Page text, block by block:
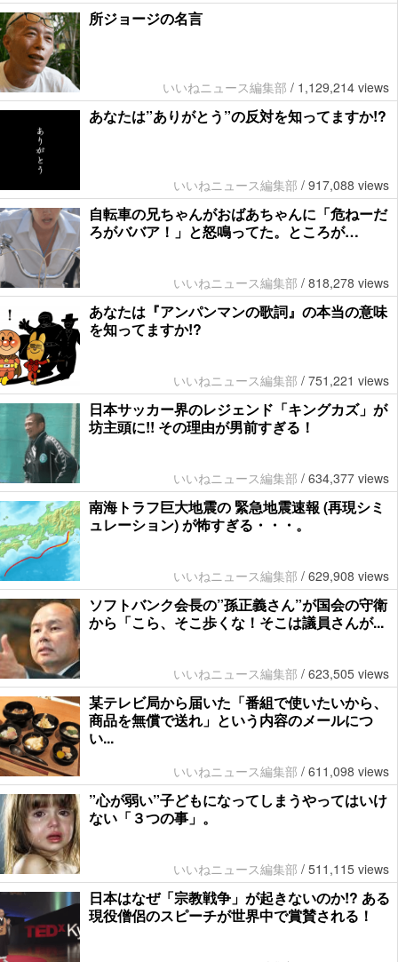
所ジョージの名言
いいねニュース編集部 / 1,129,214 views
あなたは”ありがとう”の反対を知ってますか!?
いいねニュース編集部 / 917,088 views
自転車の兄ちゃんがおばあちゃんに「危ねーだ
ろがババア！」と怒鳴ってた。ところが…
いいねニュース編集部 / 818,278 views
あなたは『アンパンマンの歌詞』の本当の意味
を知ってますか!?
いいねニュース編集部 / 751,221 views
日本サッカー界のレジェンド「キングカズ」が
坊主頭に!! その理由が男前すぎる！
いいねニュース編集部 / 634,377 views
南海トラフ巨大地震の 緊急地震速報 (再現シミ
ュレーション) が怖すぎる・・・。
いいねニュース編集部 / 629,908 views
ソフトバンク会長の”孫正義さん”が国会の守衛
から「こら、そこ歩くな！そこは議員さんが...
いいねニュース編集部 / 623,505 views
某テレビ局から届いた「番組で使いたいから、
商品を無償で送れ」という内容のメールにつ
い...
いいねニュース編集部 / 611,098 views
”心が弱い”子どもになってしまうやってはいけ
ない「３つの事」。
いいねニュース編集部 / 511,115 views
日本はなぜ「宗教戦争」が起きないのか!? ある
現役僧侶のスピーチが世界中で賞賛される！